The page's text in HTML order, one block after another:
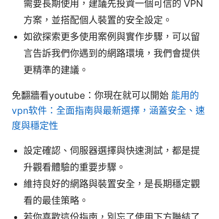
需要長期使用，建議先投資一個可信的 VPN
方案，並搭配個人裝置的安全設定。
如欲探索更多使用案例與實作步驟，可以留
言告訴我們你遇到的網路環境，我們會提供
更精準的建議。
免翻牆看youtube：你現在就可以開始 能用的
vpn软件：全面指南與最新選擇，涵蓋安全、速
度與穩定性
設定確認、伺服器選擇與快速測試，都是提
升觀看體驗的重要步驟。
維持良好的網路與裝置安全，是長期穩定觀
看的最佳策略。